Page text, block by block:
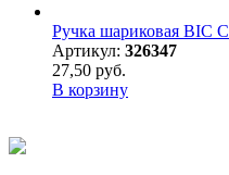
Ручка шариковая BIC
Артикул: 326347
27,50 руб.
В корзину